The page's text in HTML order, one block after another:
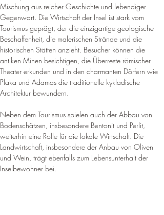
Mischung aus reicher Geschichte und lebendiger
Gegenwart. Die Wirtschaft der Insel ist stark vom
Tourismus geprägt, der die einzigartige geologische
Beschaffenheit, die malerischen Strände und die
historischen Stätten anzieht. Besucher können die
antiken Minen besichtigen, die Überreste römischer
Theater erkunden und in den charmanten Dörfern wie
Plaka und Adamas die traditionelle kykladische
Architektur bewundern.
Neben dem Tourismus spielen auch der Abbau von
Bodenschätzen, insbesondere Bentonit und Perlit,
weiterhin eine Rolle für die lokale Wirtschaft. Die
Landwirtschaft, insbesondere der Anbau von Oliven
und Wein, trägt ebenfalls zum Lebensunterhalt der
Inselbewohner bei.